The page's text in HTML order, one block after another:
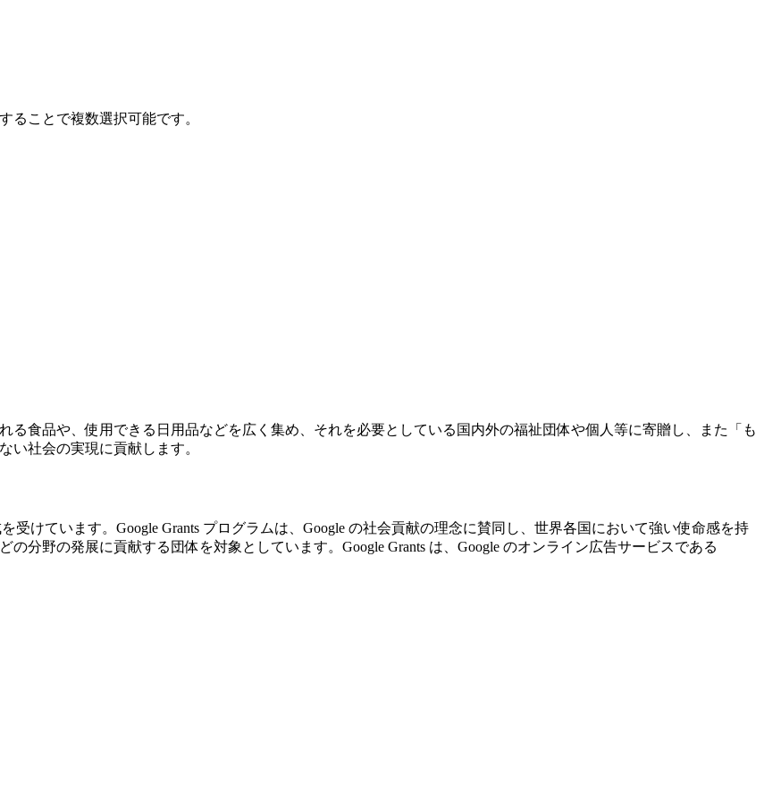
ことで複数選択可能です。
る食品や、使用できる日用品などを広く集め、それを必要としている国内外の福祉団体や個人等に寄贈し、また「も
い社会の実現に貢献します。
受けています。Google Grants プログラムは、Google の社会貢献の理念に賛同し、世界各国において強い使命感を持
分野の発展に貢献する団体を対象としています。Google Grants は、Google のオンライン広告サービスである